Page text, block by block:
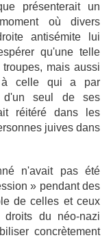
présenterait un
où divers
antisémite lui
qu'une telle
mais aussi
à celle qui a par
d'un seul de ses
réitéré dans les
juives dans
n'avait pas été
» pendant des
de celles et ceux
du néo-nazi
concrètement